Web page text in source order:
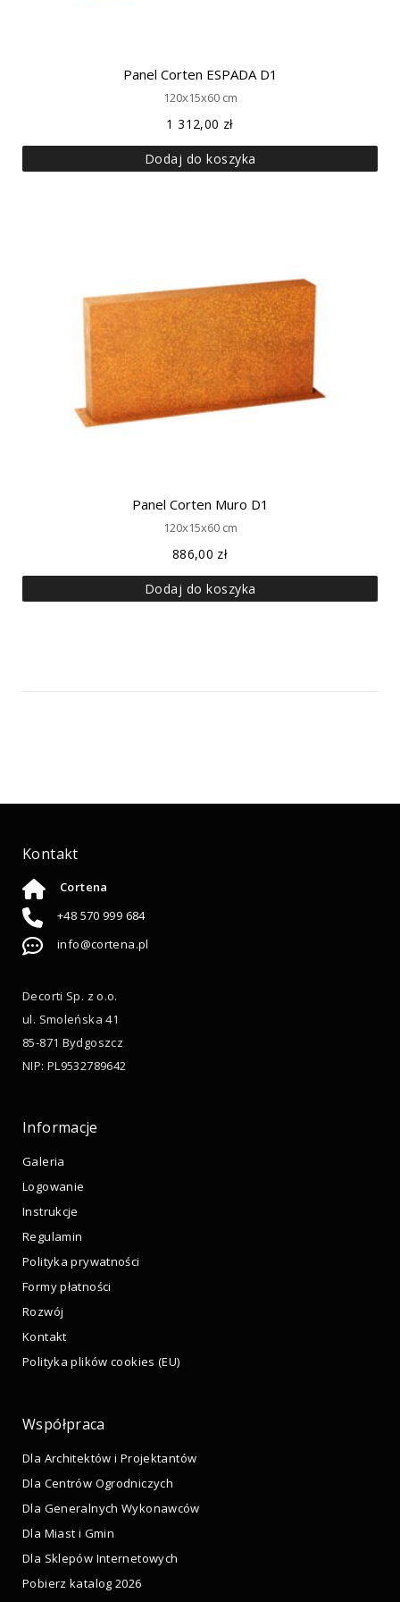
Panel Corten ESPADA D1
120x15x60 cm
1 312,00 zł
Dodaj do koszyka
Panel Corten Muro D1
120x15x60 cm
886,00 zł
Dodaj do koszyka
Kontakt
Cortena
+48 570 999 684
info@cortena.pl
Decorti Sp. z o.o.
ul. Smoleńska 41
85-871 Bydgoszcz
NIP: PL9532789642
Informacje
Galeria
Logowanie
Instrukcje
Regulamin
Polityka prywatności
Formy płatności
Rozwój
Kontakt
Polityka plików cookies (EU)
Współpraca
Dla Architektów i Projektantów
Dla Centrów Ogrodniczych
Dla Generalnych Wykonawców
Dla Miast i Gmin
Dla Sklepów Internetowych
Pobierz katalog 2026